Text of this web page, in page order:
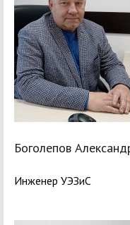
Боголепов
Инженер УЭЗиС